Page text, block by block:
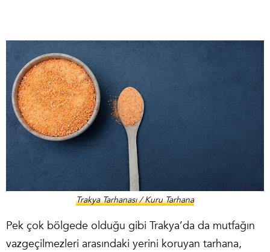
Trakya Tarhanası / Kuru Tarhana
Pek çok bölgede olduğu gibi Trakya’da da mutfağın
vazgeçilmezleri arasındaki yerini koruyan tarhana,